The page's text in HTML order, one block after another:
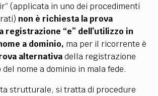
(applicata in uno dei procedimenti
non è richiesta la prova
registrazione “e” dell’utilizzo in
a dominio, ma per il ricorrente è
alternativadella registrazione
nome a dominio in mala fede.
strutturale, si tratta di procedure